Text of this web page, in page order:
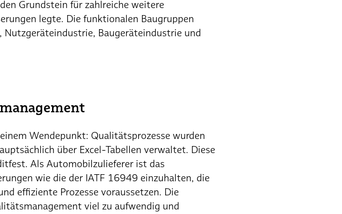
Grundstein für zahlreiche weitere
legte. Die funktionalen Baugruppen
Baugeräteindustrie und
Wendepunkt: Qualitätsprozesse wurden
über Excel-Tabellen verwaltet. Diese
Als Automobilzulieferer ist das
wie die der IATF 16949 einzuhalten, die
effiziente Prozesse voraussetzen. Die
viel zu aufwendig und